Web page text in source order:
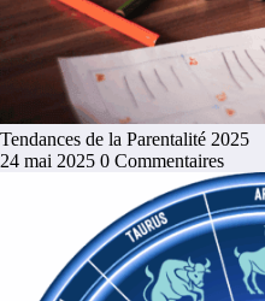
Tendances de la Parentalité 2025
24 mai 2025 0 Commentaires